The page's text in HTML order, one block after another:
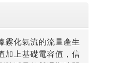
霧化氣流的流量產生
加上基礎電容值，信